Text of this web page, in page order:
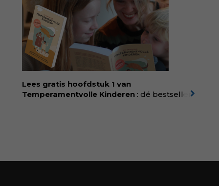
filosoof en vroedvrouw Rodante van der Waal
persoonlijke ervaringen aan structureel
onrecht en introduceert ze reproductieve
rechtvaardigheid als een collectieve, radicale
praktijk van zorg. Voor iedereen die wil
begrijpen wat er speelt rond vruchtbaarheid
en geboorte. Koop het boek via
singeluitgeverijen.nl/nijgh-van-
ditmar/boek/baas-in-eigen-buik
Lees gratis hoofdstuk 1 van
Temperamentvolle Kinderen : dé bestseller